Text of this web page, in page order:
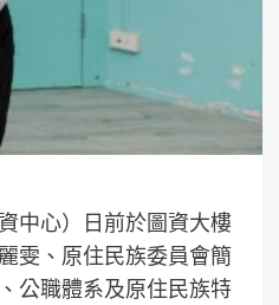
中心）日前於圖資大樓
雯、原住民族委員會簡
公職體系及原住民族特